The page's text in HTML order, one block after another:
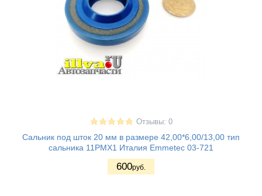
Отзывы: 0
Сальник под шток 20 мм в размере 42,00*6,00/13,00 тип
сальника 11PMX1 Италия Emmetec 03-721
600руб.